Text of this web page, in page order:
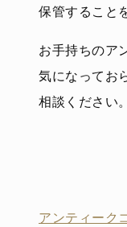
保管すること
お手持ちのア
気になってお
相談ください。
アンティーク